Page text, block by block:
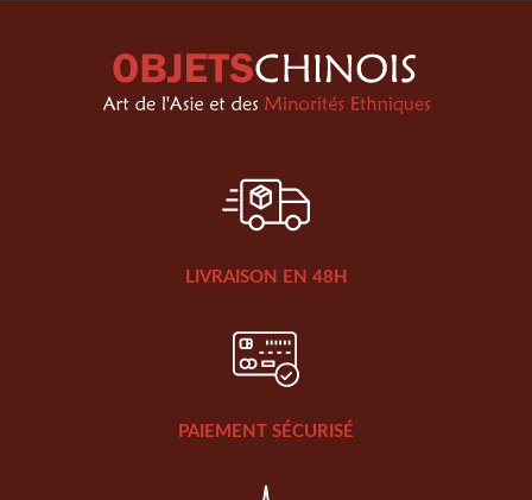
LIVRAISON EN 48H
PAIEMENT SÉCURISÉ